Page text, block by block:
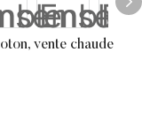
vente chaude